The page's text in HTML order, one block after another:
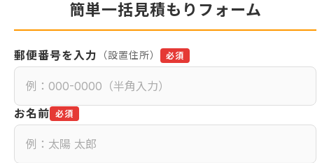
簡単一括見積もりフォーム
郵便番号を入力 （設置住所） 必須
お名前 必須